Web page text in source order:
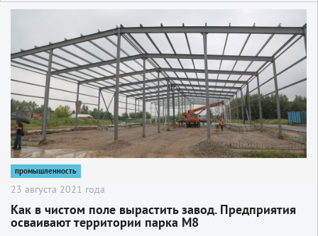
промышленность
23 августа 2021 года
Как в чистом поле вырастить завод. Предприятия
осваивают территории парка М8